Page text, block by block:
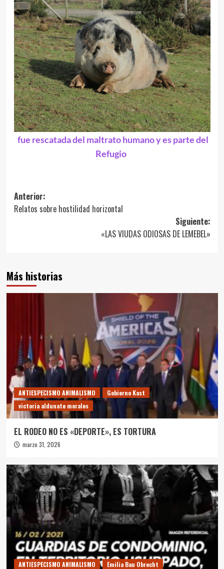
fue rescatada del maltrato humano y es parte del
Refugio
Navegación
de
Anterior:
Relatos sobre hostilidad horizontal
Siguiente:
«LAS VIUDAS ODIOSAS DE LEMEBEL»
Más historias
ANTIESPECISMO ANIMALISMO
Gobierno Kast
victoria aldunate morales
EL RODEO NO ES «DEPORTE», ES TORTURA
marzo 31, 2026
ANTIESPECISMO ANIMALISMO Emilia Bau Obrecht